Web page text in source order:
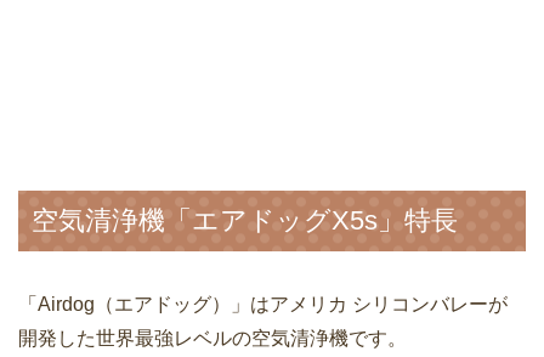
空気清浄機「エアドッグX5s」特長
「Airdog（エアドッグ）」はアメリカ シリコンバレーが
開発した世界最強レベルの空気清浄機です。